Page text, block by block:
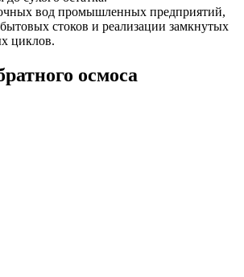
вод промышленных предприятий,
стоков и реализации замкнутых
циклов.
осмоса